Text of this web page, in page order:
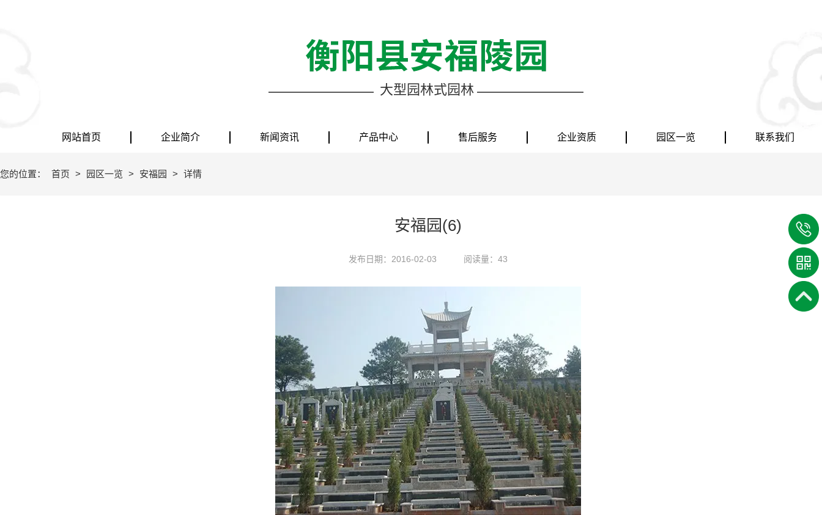
网站首页 企业简介 新闻资讯 产品中心 售后服务 企业资质 园区一览 联系我们
大型园林式园林
您的位置： 首页 > 园区一览 > 安福园 > 详情
安福园(6)
发布日期：2016-02-03 阅读量：43